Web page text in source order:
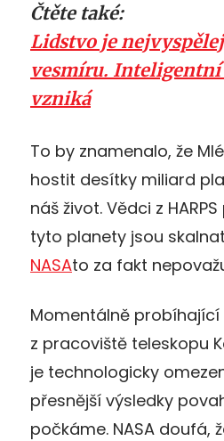
Čtěte také:
Lidstvo je
vesmíru.
vzniká
To by znamenalo, že
hostit desítky miliard
náš život. Vědci z
tyto planety jsou
NASAto za fakt
Momentálně probíhající
z pracoviště teleskopu
je technologicky
přesnější výsledky
počkáme. NASA doufá,